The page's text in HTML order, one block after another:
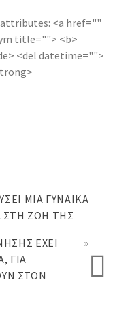
<a href=""
title=""> <b>
<del datetime="">
ΜΙΑ ΓΥΝΑΊΚΑ
ΣΤΗ ΖΩΉ ΤΗΣ
ΈΧΕΙ
ΓΙΑ
ΣΤΟΝ
»